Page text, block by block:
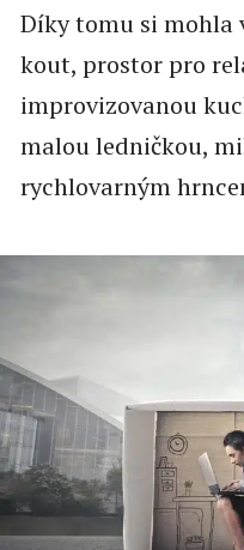
Díky tomu si
kout, prostor pro
improvizovanou
malou ledničkou,
rychlovarným